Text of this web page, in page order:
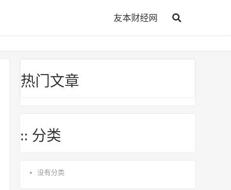
友本财经网
热门文章
:: 分类
没有分类